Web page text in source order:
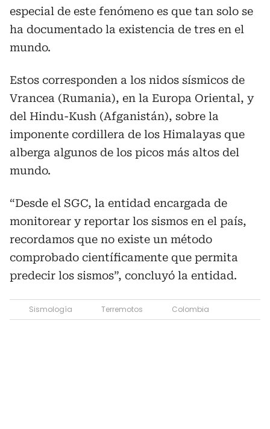
especial de este fenómeno es que tan solo se
ha documentado la existencia de tres en el
mundo.
Estos corresponden a los nidos sísmicos de
Vrancea (Rumania), en la Europa Oriental, y
del Hindu-Kush (Afganistán), sobre la
imponente cordillera de los Himalayas que
alberga algunos de los picos más altos del
mundo.
“Desde el SGC, la entidad encargada de
monitorear y reportar los sismos en el país,
recordamos que no existe un método
comprobado científicamente que permita
predecir los sismos”, concluyó la entidad.
Sismología Terremotos Colombia